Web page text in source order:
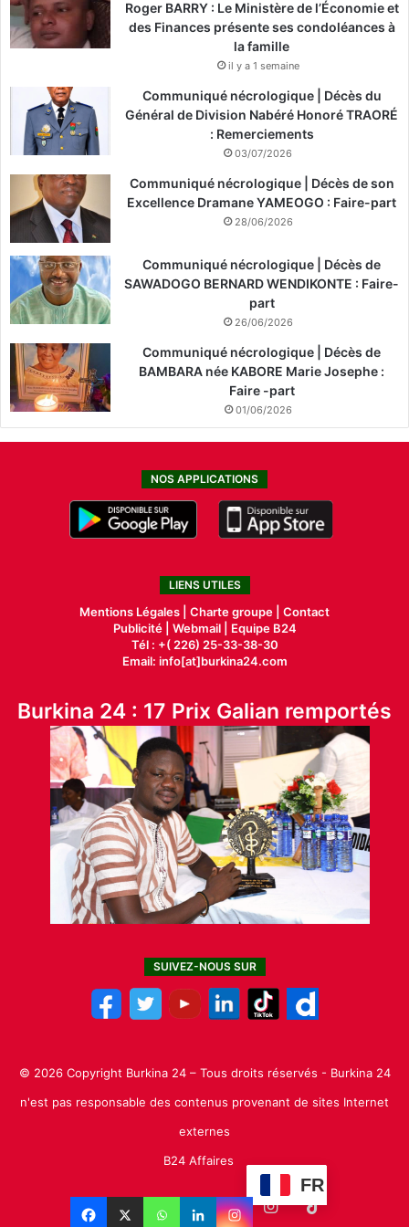
Roger BARRY : Le Ministère de l’Économie et
des Finances présente ses condoléances à
la famille
il y a 1 semaine
Communiqué nécrologique | Décès du
Général de Division Nabéré Honoré TRAORÉ
: Remerciements
03/07/2026
Communiqué nécrologique | Décès de son
Excellence Dramane YAMEOGO : Faire-part
28/06/2026
Communiqué nécrologique | Décès de
SAWADOGO BERNARD WENDIKONTE : Faire-
part
26/06/2026
Communiqué nécrologique | Décès de
BAMBARA née KABORE Marie Josephe :
Faire -part
01/06/2026
NOS APPLICATIONS
LIENS UTILES
Mentions Légales | Charte groupe | Contact
Publicité| Webmail |
Equipe B24
Tél : +( 226) 25-33-38-30
Email: info[at]burkina24.com
Burkina 24 : 17 Prix Galian remportés
SUIVEZ-NOUS SUR
© 2026 Copyright Burkina 24 – Tous droits réservés - Burkina 24
n'est pas responsable des contenus provenant de sites Internet
externes
B24 Affaires
FR
Facebook LinkedinYouTubeInstagram
TikTok